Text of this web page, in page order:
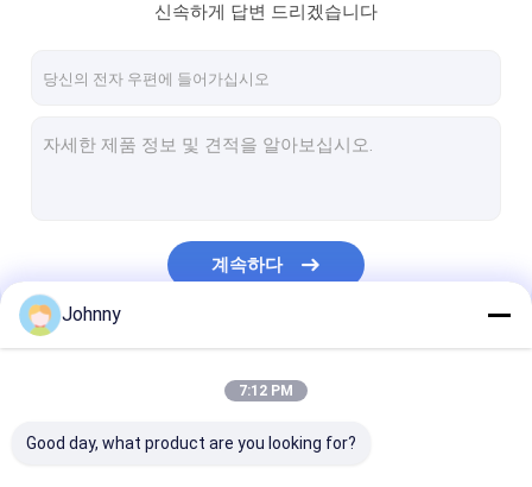
집
비디오
신속하게 답변 드리겠습니다
계속하다
Johnny
7:12 PM
Good day, what product are you looking for?